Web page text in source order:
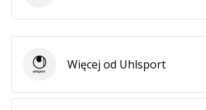
siatkówki,
tak
my?
do
UhlsportWięcej od Uhlsport